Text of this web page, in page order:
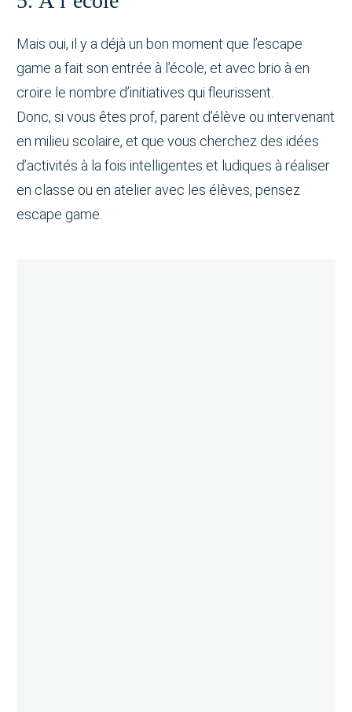
Mais oui, il y a déjà un bon moment que l’escape
game a fait son entrée à l’école, et avec brio à en
croire le nombre d’initiatives qui fleurissent.
Donc, si vous êtes prof, parent d’élève ou intervenant
en milieu scolaire, et que vous cherchez des idées
d’activités à la fois intelligentes et ludiques à réaliser
en classe ou en atelier avec les élèves, pensez
escape game.